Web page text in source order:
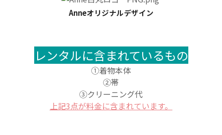
Anneオリジナルデザイン
レンタルに含まれているもの
①着物本体
②帯
③クリーニング代
上記3点が料金に含まれています。